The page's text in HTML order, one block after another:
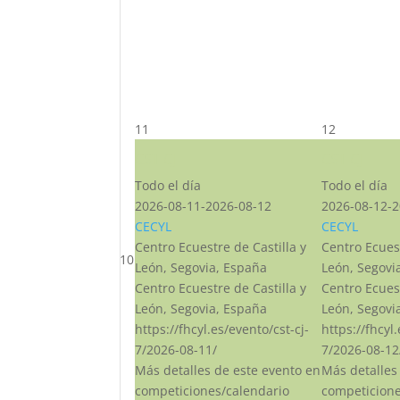
10
11
Todo el día
2026-08-11-2026-08-12
CECYL
Centro Ecuestre de Castilla y
León, Segovia, España
Centro Ecuestre de Castilla y
León, Segovia, España
https://fhcyl.es/evento/cst-cj-
7/2026-08-11/
Más detalles de este evento en
competiciones/calendario
12
Todo el día
2026-08-12-
CECYL
Centro
León,
Centro
León,
https://
7/2026-08-
Más